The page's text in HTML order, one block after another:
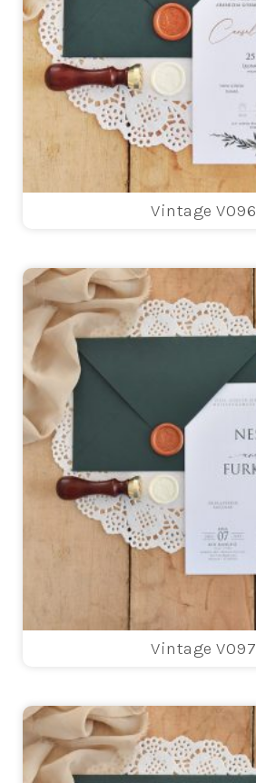
Vintage V096
Vintage V097